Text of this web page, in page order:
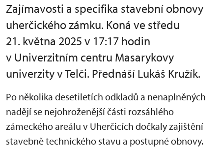
Zajímavosti a specifika stavební obnovy
uherčického zámku. Koná ve středu
21. května 2025 v 17:17 hodin
v Univerzitním centru Masarykovy
univerzity v Telči. Přednáší Lukáš Kružík.
Po několika desetiletích odkladů a nenaplněných
nadějí se nejohroženější části rozsáhlého
zámeckého areálu v Uherčicích dočkaly zajištění
stavebně technického stavu a postupné obnovy.